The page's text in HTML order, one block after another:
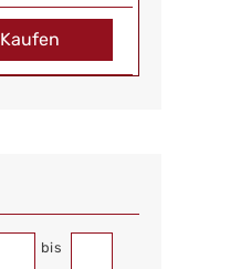
Kaufen
bis